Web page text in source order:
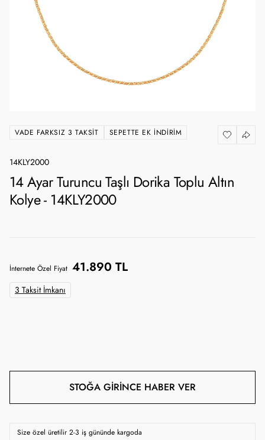
VADE FARKSIZ 3 TAKSIT SEPETTE EK İNDIRIM
14KLY2000
14 Ayar Turuncu Taşlı Dorika Toplu Altın
Kolye - 14KLY2000
İnternete Özel Fiyat 41.890 TL
3 Taksit İmkanı
STOĞA GIRINCE HABER VER
Size özel üretilir 2-3 iş gününde kargoda